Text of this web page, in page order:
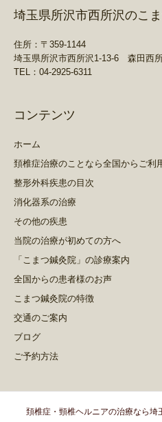
埼玉県所沢市西所沢のこ
住所：〒359-1144
埼玉県所沢市西所沢1-13-6 森田西
TEL：04-2925-6311
コンテンツ
ホーム
頚椎症治療のことなら全国からご利
整形外科疾患の目次
消化器系の治療
その他の疾患
当院の治療が初めての方へ
「こまつ鍼灸院」の診療案内
全国からの患者様のお声
こまつ鍼灸院の特徴
交通のご案内
ブログ
ご予約方法
頚椎症・頸椎ヘルニアの治療なら